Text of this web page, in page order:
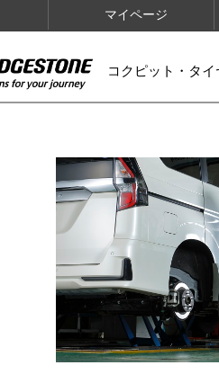
マイページ
コクピット・タ
IMAGES